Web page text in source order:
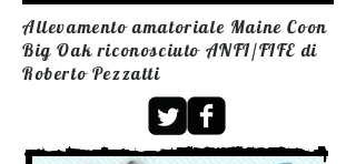
Allevamento amatoriale Maine Coon
Big Oak riconosciuto ANFI/FIFE di
Roberto Pezzatti